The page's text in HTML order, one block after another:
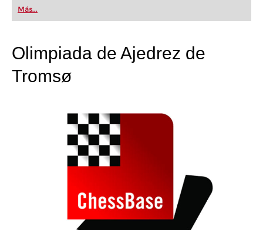
first steps into the world of club chess, or already
playing at a tournament level: with FRITZ, you can
train more efficiently, intelligently and with a
Más...
Olimpiada de Ajedrez de
Tromsø